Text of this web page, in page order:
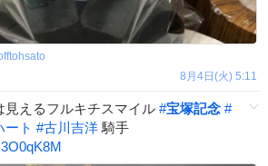
8月4日(火) 5:11
見えるフルキチスマイル #宝塚記念 #
ート #古川吉洋 騎手